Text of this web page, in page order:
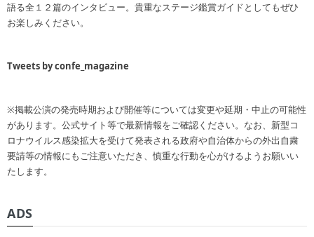
語る全１２篇のインタビュー。貴重なステージ鑑賞ガイドとしてもぜひ
お楽しみください。
Tweets by confe_magazine
※掲載公演の発売時期および開催等については変更や延期・中止の可能性
があります。公式サイト等で最新情報をご確認ください。なお、新型コ
ロナウイルス感染拡大を受けて発表される政府や自治体からの外出自粛
要請等の情報にもご注意いただき、慎重な行動を心がけるようお願いい
たします。
ADS